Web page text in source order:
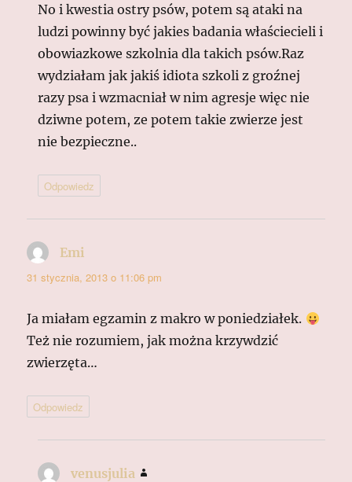
No i kwestia ostry psów, potem są ataki na
ludzi powinny być jakies badania właściecieli i
obowiazkowe szkolnia dla takich psów.Raz
wydziałam jak jakiś idiota szkoli z groźnej
razy psa i wzmacniał w nim agresje więc nie
dziwne potem, ze potem takie zwierze jest
nie bezpieczne..
Odpowiedz
Emi
31 stycznia, 2013 o 11:06 pm
Ja miałam egzamin z makro w poniedziałek.
Też nie rozumiem, jak można krzywdzić
zwierzęta…
Odpowiedz
venusjulia